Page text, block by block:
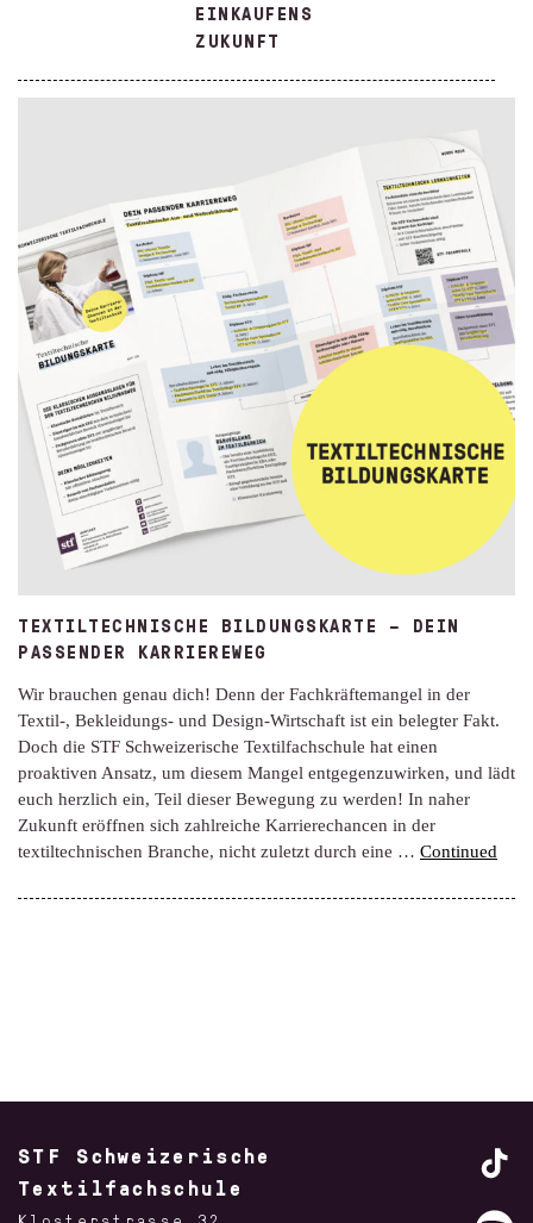
EINKAUFENS
ZUKUNFT
TEXTILTECHNISCHE BILDUNGSKARTE – DEIN
PASSENDER KARRIEREWEG
Wir brauchen genau dich! Denn der Fachkräftemangel in der
Textil-, Bekleidungs- und Design-Wirtschaft ist ein belegter Fakt.
Doch die STF Schweizerische Textilfachschule hat einen
proaktiven Ansatz, um diesem Mangel entgegenzuwirken, und lädt
euch herzlich ein, Teil dieser Bewegung zu werden! In naher
Zukunft eröffnen sich zahlreiche Karrierechancen in der
textiltechnischen Branche, nicht zuletzt durch eine … Continued
STF Schweizerische
Textilfachschule